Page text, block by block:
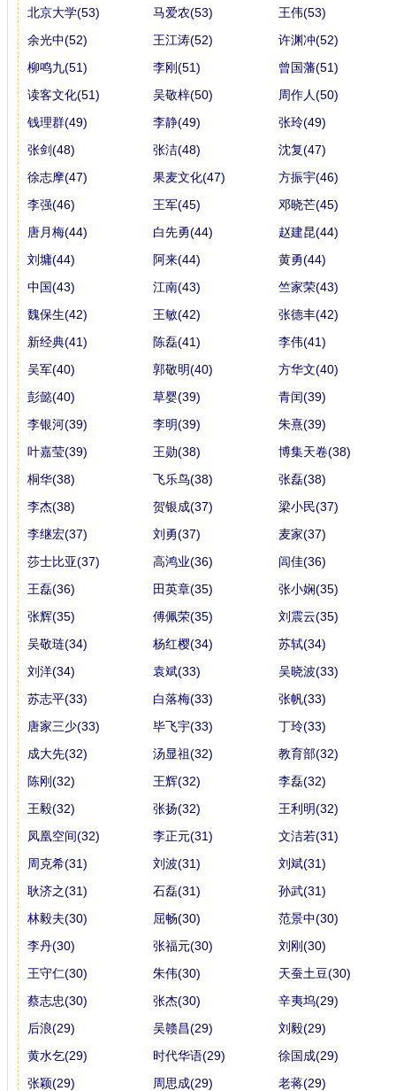
北京大学(53)
马爱农(53)
王伟(53)
余光中(52)
王江涛(52)
许渊冲(52)
柳鸣九(51)
李刚(51)
曾国藩(51)
读客文化(51)
吴敬梓(50)
周作人(50)
钱理群(49)
李静(49)
张玲(49)
张剑(48)
张洁(48)
沈复(47)
徐志摩(47)
果麦文化(47)
方振宇(46)
李强(46)
王军(45)
邓晓芒(45)
唐月梅(44)
白先勇(44)
赵建昆(44)
刘墉(44)
阿来(44)
黄勇(44)
中国(43)
江南(43)
竺家荣(43)
魏保生(42)
王敏(42)
张德丰(42)
新经典(41)
陈磊(41)
李伟(41)
吴军(40)
郭敬明(40)
方华文(40)
彭懿(40)
草婴(39)
青闰(39)
李银河(39)
李明(39)
朱熹(39)
叶嘉莹(39)
王勋(38)
博集天卷(38)
桐华(38)
飞乐鸟(38)
张磊(38)
李杰(38)
贺银成(37)
梁小民(37)
李继宏(37)
刘勇(37)
麦家(37)
莎士比亚(37)
高鸿业(36)
闾佳(36)
王磊(36)
田英章(35)
张小娴(35)
张辉(35)
傅佩荣(35)
刘震云(35)
吴敬琏(34)
杨红樱(34)
苏轼(34)
刘洋(34)
袁斌(33)
吴晓波(33)
苏志平(33)
白落梅(33)
张帆(33)
唐家三少(33)
毕飞宇(33)
丁玲(33)
成大先(32)
汤显祖(32)
教育部(32)
陈刚(32)
王辉(32)
李磊(32)
王毅(32)
张扬(32)
王利明(32)
凤凰空间(32)
李正元(31)
文洁若(31)
周克希(31)
刘波(31)
刘斌(31)
耿济之(31)
石磊(31)
孙武(31)
林毅夫(30)
屈畅(30)
范景中(30)
李丹(30)
张福元(30)
刘刚(30)
王守仁(30)
朱伟(30)
天蚕土豆(30)
蔡志忠(30)
张杰(30)
辛夷坞(29)
后浪(29)
吴赣昌(29)
刘毅(29)
黄水乞(29)
时代华语(29)
徐国成(29)
张颖(29)
周思成(29)
老蒋(29)